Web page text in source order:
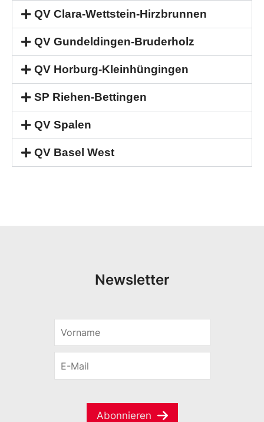
QV Clara-Wettstein-Hirzbrunnen
QV Gundeldingen-Bruderholz
QV Horburg-Kleinhüngingen
SP Riehen-Bettingen
QV Spalen
QV Basel West
Newsletter
r
m
M
r
*
*
Abonnieren